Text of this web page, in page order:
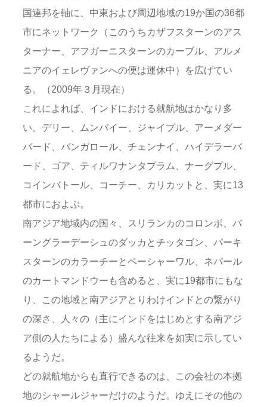
国連邦を軸に、中東および周辺地域の19か国の36都
市にネットワーク（このうちカザフスターンのアス
ターナー、アフガーニスターンのカーブル、アルメ
ニアのイェレヴァンへの便は運休中）を広げてい
る。（2009年３月現在）
これによれば、インドにおける就航地はかなり多
い。デリー、ムンバイー、ジャイプル、アーメダー
バード、バンガロール、チェンナイ、ハイデラーバ
ード、ゴア、ティルワナンタプラム、ナーグプル、
コインバトール、コーチー、カリカットと、実に13
都市におよぶ。
南アジア地域内の国々、スリランカのコロンボ、バ
ーングラーデーシュのダッカとチッタゴン、パーキ
スターンのカラーチーとペーシャーワル、ネパール
のカートマンドウーも含めると、実に19都市にもな
り、この地域と南アジアとりわけインドとの繋がり
の深さ、人々の（主にインドをはじめとする南アジ
ア側の人たちによる）盛んな往来を如実に示してい
るようだ。
どの就航地からも直行できるのは、この会社の本拠
地のシャールジャーだけのようだ。ゆえにその他の